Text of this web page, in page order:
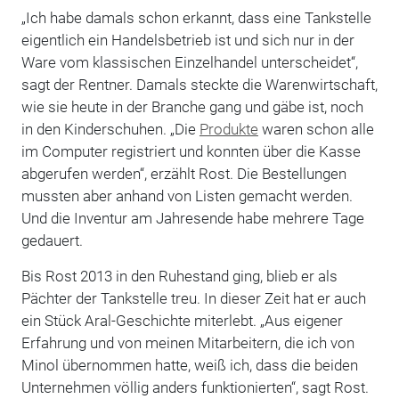
„Ich habe damals schon erkannt, dass eine Tankstelle
eigentlich ein Handels­betrieb ist und sich nur in der
Ware vom klassischen Einzelhandel unterscheidet“,
sagt der Rentner. Damals steckte die Warenwirtschaft,
wie sie heute in der Branche gang und gäbe ist, noch
in den Kinderschuhen. „Die Produkte waren schon alle
im Computer registriert und konnten über die Kasse
abgerufen werden“, erzählt Rost. Die Bestellungen
mussten aber anhand von ­Listen gemacht werden.
Und die Inventur am ­Jahresende habe mehrere Tage
gedauert.
Bis Rost 2013 in den Ruhestand ging, blieb er als
Pächter der Tankstelle treu. In dieser Zeit hat er auch
ein Stück Aral-Geschichte miterlebt. „Aus eigener
Erfahrung und von meinen Mitarbeitern, die ich von
Minol übernommen hatte, weiß ich, dass die beiden
Unternehmen völlig anders funktionierten“, sagt Rost.